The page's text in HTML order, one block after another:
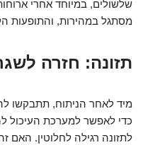
שלשולים, במיוחד אחרי
מסתגל במהירות, והתופעות
תזונה: חזרה
מיד לאחר הניתוח, תתבקשו
כדי לאפשר למערכת העיכול
לתזונה רגילה לחלוטין. האם